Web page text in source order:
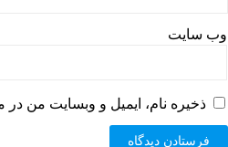
وب‌ سایت
ذخیره نام، ایمیل و وبسایت من